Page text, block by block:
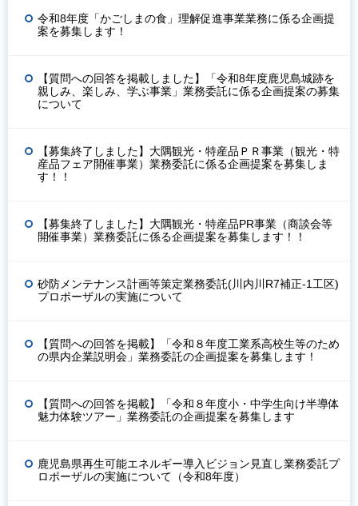
令和8年度「かごしまの食」理解促進事業業務に係る企画提
案を募集します！
【質問への回答を掲載しました】「令和8年度鹿児島城跡を
親しみ、楽しみ、学ぶ事業」業務委託に係る企画提案の募集
について
【募集終了しました】大隅観光・特産品ＰＲ事業（観光・特
産品フェア開催事業）業務委託に係る企画提案を募集しま
す！！
【募集終了しました】大隅観光・特産品PR事業（商談会等
開催事業）業務委託に係る企画提案を募集します！！
砂防メンテナンス計画等策定業務委託(川内川R7補正-1工区)
プロポーザルの実施について
【質問への回答を掲載】「令和８年度工業系高校生等のため
の県内企業説明会」業務委託の企画提案を募集します！
【質問への回答を掲載】「令和８年度小・中学生向け半導体
魅力体験ツアー」業務委託の企画提案を募集します
鹿児島県再生可能エネルギー導入ビジョン見直し業務委託プ
ロポーザルの実施について（令和8年度）